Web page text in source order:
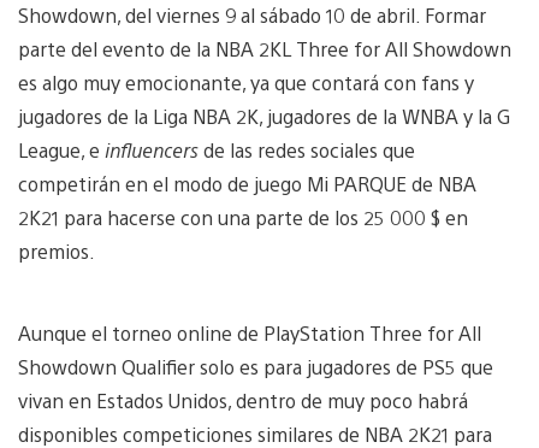
Showdown, del viernes 9 al sábado 10 de abril. Formar
parte del evento de la NBA 2KL Three for All Showdown
es algo muy emocionante, ya que contará con fans y
jugadores de la Liga NBA 2K, jugadores de la WNBA y la G
League, e influencersde las redes sociales que
competirán en el modo de juego Mi PARQUE de NBA
2K21 para hacerse con una parte de los 25 000 $ en
premios.
Aunque el torneo online de PlayStation Three for All
Showdown Qualifier solo es para jugadores de PS5 que
vivan en Estados Unidos, dentro de muy poco habrá
disponibles competiciones similares de NBA 2K21 para